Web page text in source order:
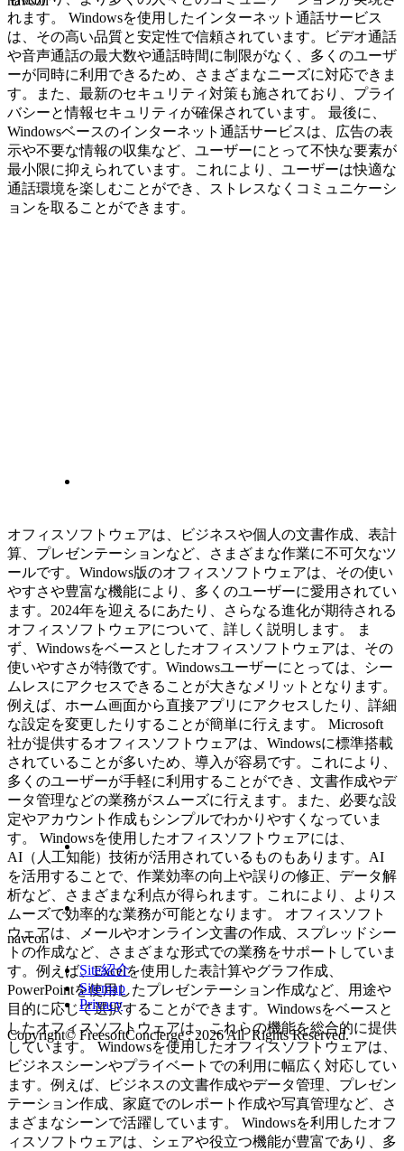
れます。 Windowsを使用したインターネット通話サービス
は、その高い品質と安定性で信頼されています。ビデオ通話
や音声通話の最大数や通話時間に制限がなく、多くのユーザ
ーが同時に利用できるため、さまざまなニーズに対応できま
す。また、最新のセキュリティ対策も施されており、プライ
バシーと情報セキュリティが確保されています。 最後に、
Windowsベースのインターネット通話サービスは、広告の表
示や不要な情報の収集など、ユーザーにとって不快な要素が
最小限に抑えられています。これにより、ユーザーは快適な
通話環境を楽しむことができ、ストレスなくコミュニケーシ
ョンを取ることができます。
オフィスソフトウェアは、ビジネスや個人の文書作成、表計
算、プレゼンテーションなど、さまざまな作業に不可欠なツ
ールです。Windows版のオフィスソフトウェアは、その使い
やすさや豊富な機能により、多くのユーザーに愛用されてい
ます。2024年を迎えるにあたり、さらなる進化が期待される
オフィスソフトウェアについて、詳しく説明します。 ま
ず、Windowsをベースとしたオフィスソフトウェアは、その
使いやすさが特徴です。Windowsユーザーにとっては、シー
ムレスにアクセスできることが大きなメリットとなります。
例えば、ホーム画面から直接アプリにアクセスしたり、詳細
な設定を変更したりすることが簡単に行えます。 Microsoft
社が提供するオフィスソフトウェアは、Windowsに標準搭載
されていることが多いため、導入が容易です。これにより、
多くのユーザーが手軽に利用することができ、文書作成やデ
ータ管理などの業務がスムーズに行えます。また、必要な設
定やアカウント作成もシンプルでわかりやすくなっていま
す。 Windowsを使用したオフィスソフトウェアには、
AI（人工知能）技術が活用されているものもあります。AI
を活用することで、作業効率の向上や誤りの修正、データ解
析など、さまざまな利点が得られます。これにより、よりス
ムーズで効率的な業務が可能となります。 オフィスソフト
ウェアは、メールやオンライン文書の作成、スプレッドシー
トの作成など、さまざまな形式での業務をサポートしていま
す。例えば、Excelを使用した表計算やグラフ作成、
PowerPointを使用したプレゼンテーション作成など、用途や
目的に応じて選択することができます。Windowsをベースと
したオフィスソフトウェアは、これらの機能を総合的に提供
しています。 Windowsを使用したオフィスソフトウェアは、
ビジネスシーンやプライベートでの利用に幅広く対応してい
ます。例えば、ビジネスの文書作成やデータ管理、プレゼン
テーション作成、家庭でのレポート作成や写真管理など、さ
まざまなシーンで活躍しています。 Windowsを利用したオフ
ィスソフトウェアは、シェアや役立つ機能が豊富であり、多
navcon
Site紹介
Sitemap
Privacy
Copyright© FreesoftConcierge , 2026 All Rights Reserved.